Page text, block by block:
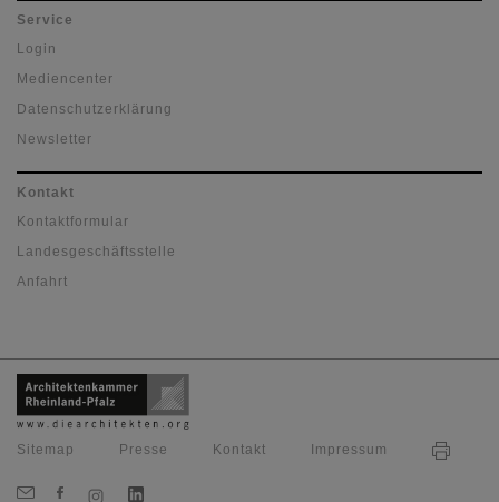
Service
Login
Mediencenter
Datenschutzerklärung
Newsletter
Kontakt
Kontaktformular
Landesgeschäftsstelle
Anfahrt
Sitemap Presse Kontakt Impressum